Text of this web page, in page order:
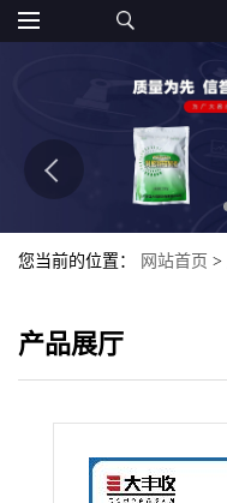
您当前的位置： 网站首页 >
产品展厅